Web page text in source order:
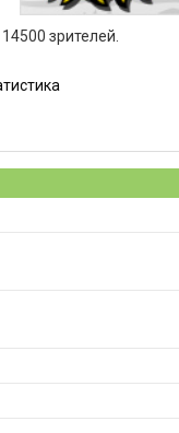
зрителей.